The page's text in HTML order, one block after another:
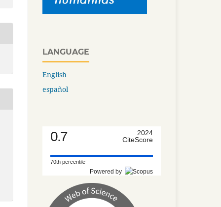
LANGUAGE
English
español
0.7
2024
CiteScore
70th percentile
Powered by